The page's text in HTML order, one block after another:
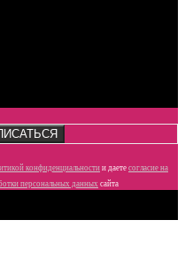
конфиденциальностии даете согласие на
персональных данных сайта